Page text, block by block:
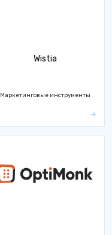
Wistia
Маркетинговые инструменты